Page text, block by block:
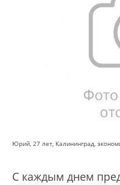
Юрий, 27 лет, Калининград,
С каждым днем